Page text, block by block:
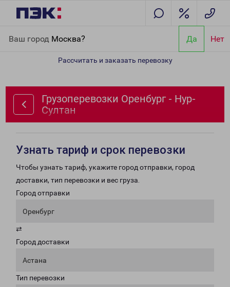
Ваш город Москва? Да Нет
Рассчитать и заказать перевозку
Грузоперевозки Оренбург - Нур-
Султан
Узнать тариф и срок перевозки
Чтобы узнать тариф, укажите город отправки, город
доставки, тип перевозки и вес груза.
Город отправки
Оренбург
⇄
Город доставки
Астана
Тип перевозки